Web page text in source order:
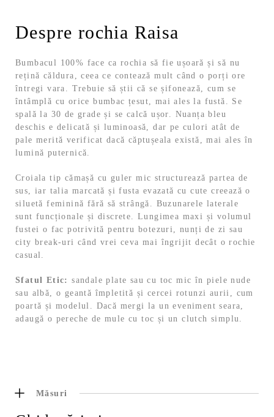
Despre rochia Raisa
Bumbacul 100% face ca rochia să fie ușoară și să nu
rețină căldura, ceea ce contează mult când o porți ore
întregi vara. Trebuie să știi că se șifonează, cum se
întâmplă cu orice bumbac țesut, mai ales la fustă. Se
spală la 30 de grade și se calcă ușor. Nuanța bleu
deschis e delicată și luminoasă, dar pe culori atât de
pale merită verificat dacă căptușeala există, mai ales în
lumină puternică.
Croiala tip cămașă cu guler mic structurează partea de
sus, iar talia marcată și fusta evazată cu cute creează o
siluetă feminină fără să strângă. Buzunarele laterale
sunt funcționale și discrete. Lungimea maxi și volumul
fustei o fac potrivită pentru botezuri, nunți de zi sau
city break-uri când vrei ceva mai îngrijit decât o rochie
casual.
Sfatul Etic: sandale plate sau cu toc mic în piele nude
sau albă, o geantă împletită și cercei rotunzi aurii, cum
poartă și modelul. Dacă mergi la un eveniment seara,
adaugă o pereche de mule cu toc și un clutch simplu.
Măsuri